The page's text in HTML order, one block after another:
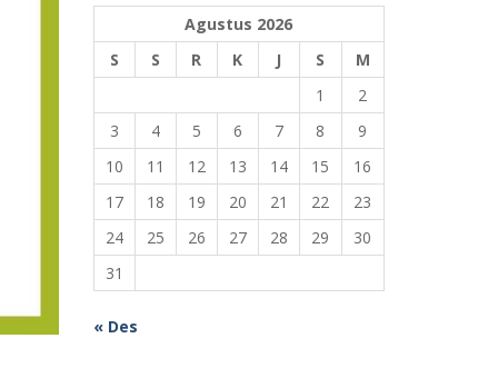
Agustus 2026
S
S R K J S
M
1
2
3
4 5 6 7 8
9
10
11 12 13 14 15
16
17
18 19 20 21 22
23
24
25 26 27 28 29
30
31
« Des